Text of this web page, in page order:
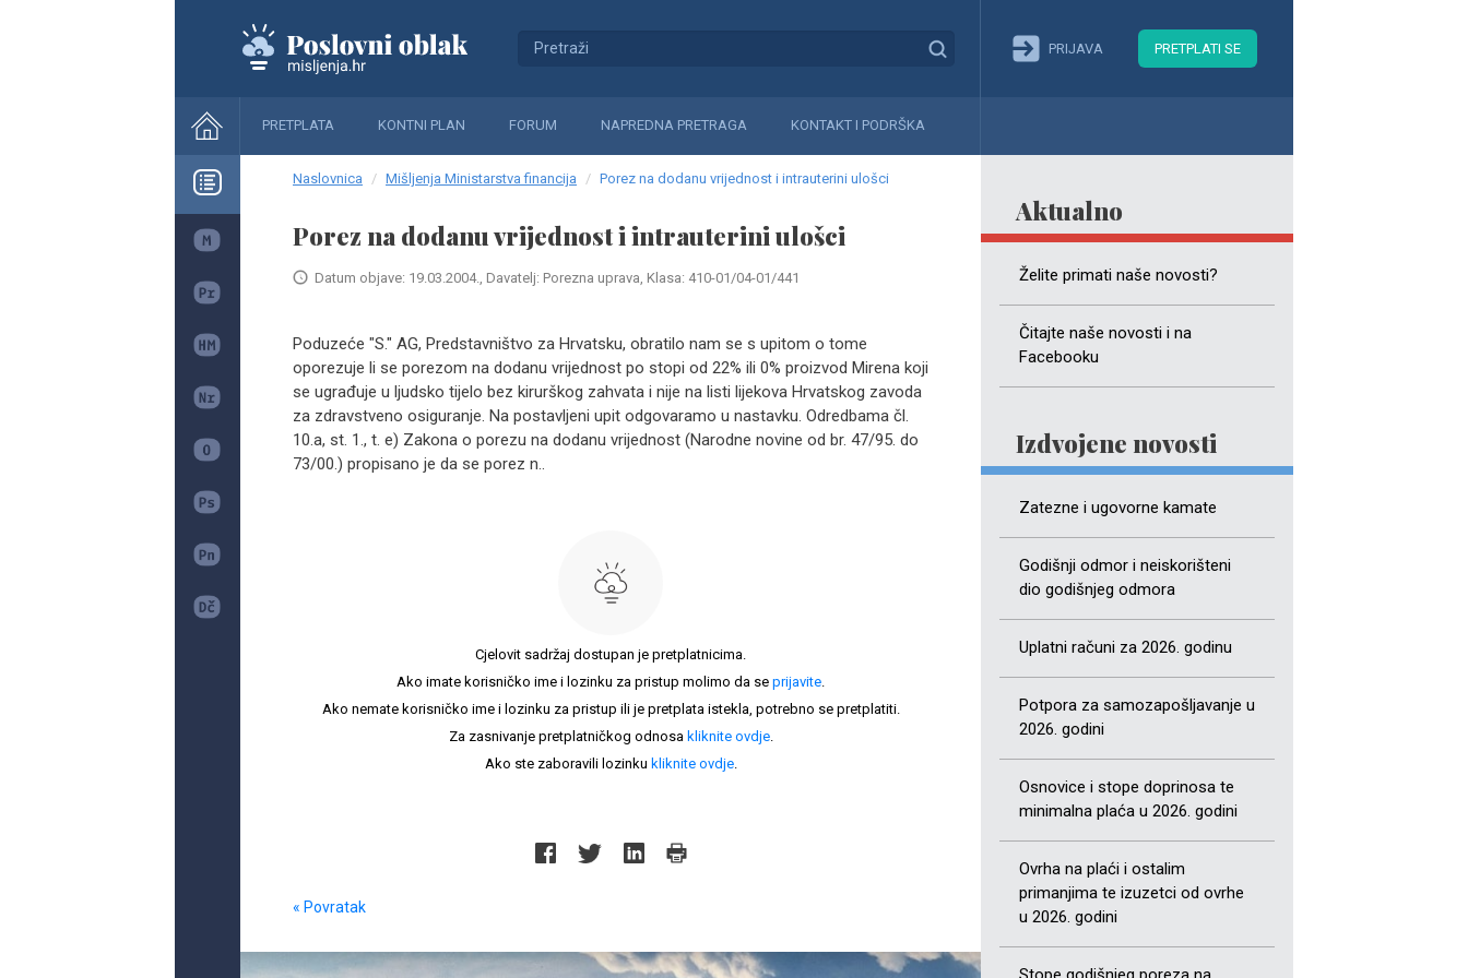
PRIJAVA PRETPLATI SE
PRETPLATA KONTNI PLAN FORUM NAPREDNA PRETRAGA KONTAKT I PODRŠKA
Aktualno
Želite primati naše novosti?
Čitajte naše novosti i na
Facebooku
Izdvojene novosti
Zatezne i ugovorne kamate
Godišnji odmor i neiskorišteni
dio godišnjeg odmora
Uplatni računi za 2026. godinu
Potpora za samozapošljavanje u
2026. godini
Osnovice i stope doprinosa te
minimalna plaća u 2026. godini
Ovrha na plaći i ostalim
primanjima te izuzetci od ovrhe
u 2026. godini
Naslovnica Mišljenja Ministarstva financija Porez na dodanu vrijednost i intrauterini ulošci
Porez na dodanu vrijednost i intrauterini ulošci
Datum objave: 19.03.2004., Davatelj: Porezna uprava, Klasa: 410-01/04-01/441
Poduzeće "S." AG, Predstavništvo za Hrvatsku, obratilo nam se s upitom o tome
oporezuje li se porezom na dodanu vrijednost po stopi od 22% ili 0% proizvod Mirena koji
se ugrađuje u ljudsko tijelo bez kirurškog zahvata i nije na listi lijekova Hrvatskog zavoda
za zdravstveno osiguranje. Na postavljeni upit odgovaramo u nastavku. Odredbama čl.
10.a, st. 1., t. e) Zakona o porezu na dodanu vrijednost (Narodne novine od br. 47/95. do
73/00.) propisano je da se porez n..
Cjelovit sadržaj dostupan je pretplatnicima.
Ako imate korisničko ime i lozinku za pristup molimo da se prijavite.
Ako nemate korisničko ime i lozinku za pristup ili je pretplata istekla, potrebno se pretplatiti.
Za zasnivanje pretplatničkog odnosa kliknite ovdje.
Ako ste zaboravili lozinku kliknite ovdje.
« Povratak